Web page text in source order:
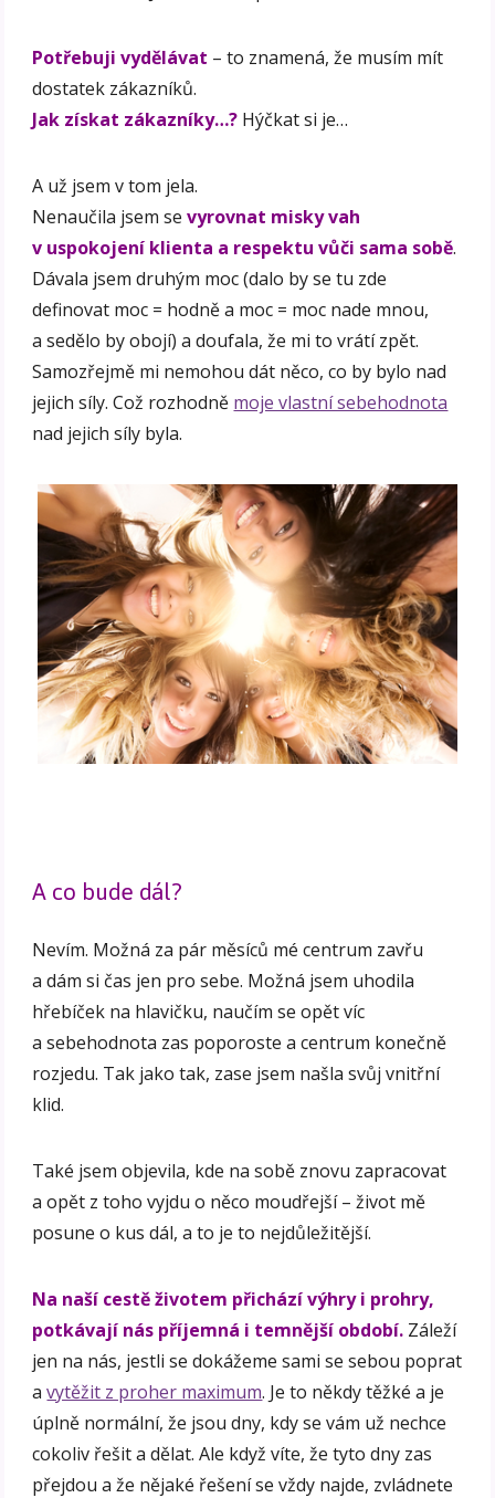
Potřebuji vydělávat – to znamená, že musím mít
dostatek zákazníků.
Jak získat zákazníky…? Hýčkat si je…
A už jsem v tom jela.
Nenaučila jsem sevyrovnat misky vah
v uspokojení klienta a respektu vůči sama sobě.
Dávala jsem druhým moc (dalo by se tu zde
definovat moc = hodně a moc = moc nade mnou,
a sedělo by obojí) a doufala, že mi to vrátí zpět.
Samozřejmě mi nemohou dát něco, co by bylo nad
jejich síly. Což rozhodně moje vlastní sebehodnota
nad jejich síly byla.
A co bude dál?
Nevím. Možná za pár měsíců mé centrum zavřu
a dám si čas jen pro sebe. Možná jsem uhodila
hřebíček na hlavičku, naučím se opět víc
a sebehodnota zas poporoste a centrum konečně
rozjedu. Tak jako tak, zase jsem našla svůj vnitřní
klid.
Také jsem objevila, kde na sobě znovu zapracovat
a opět z toho vyjdu o něco moudřejší – život mě
posune o kus dál, a to je to nejdůležitější.
Na naší cestě životem přichází výhry i prohry,
potkávají nás příjemná i temnější období. Záleží
jen na nás, jestli se dokážeme sami se sebou poprat
avytěžit z proher maximum. Je to někdy těžké a je
úplně normální, že jsou dny, kdy se vám už nechce
cokoliv řešit a dělat. Ale když víte, že tyto dny zas
přejdou a že nějaké řešení se vždy najde, zvládnete